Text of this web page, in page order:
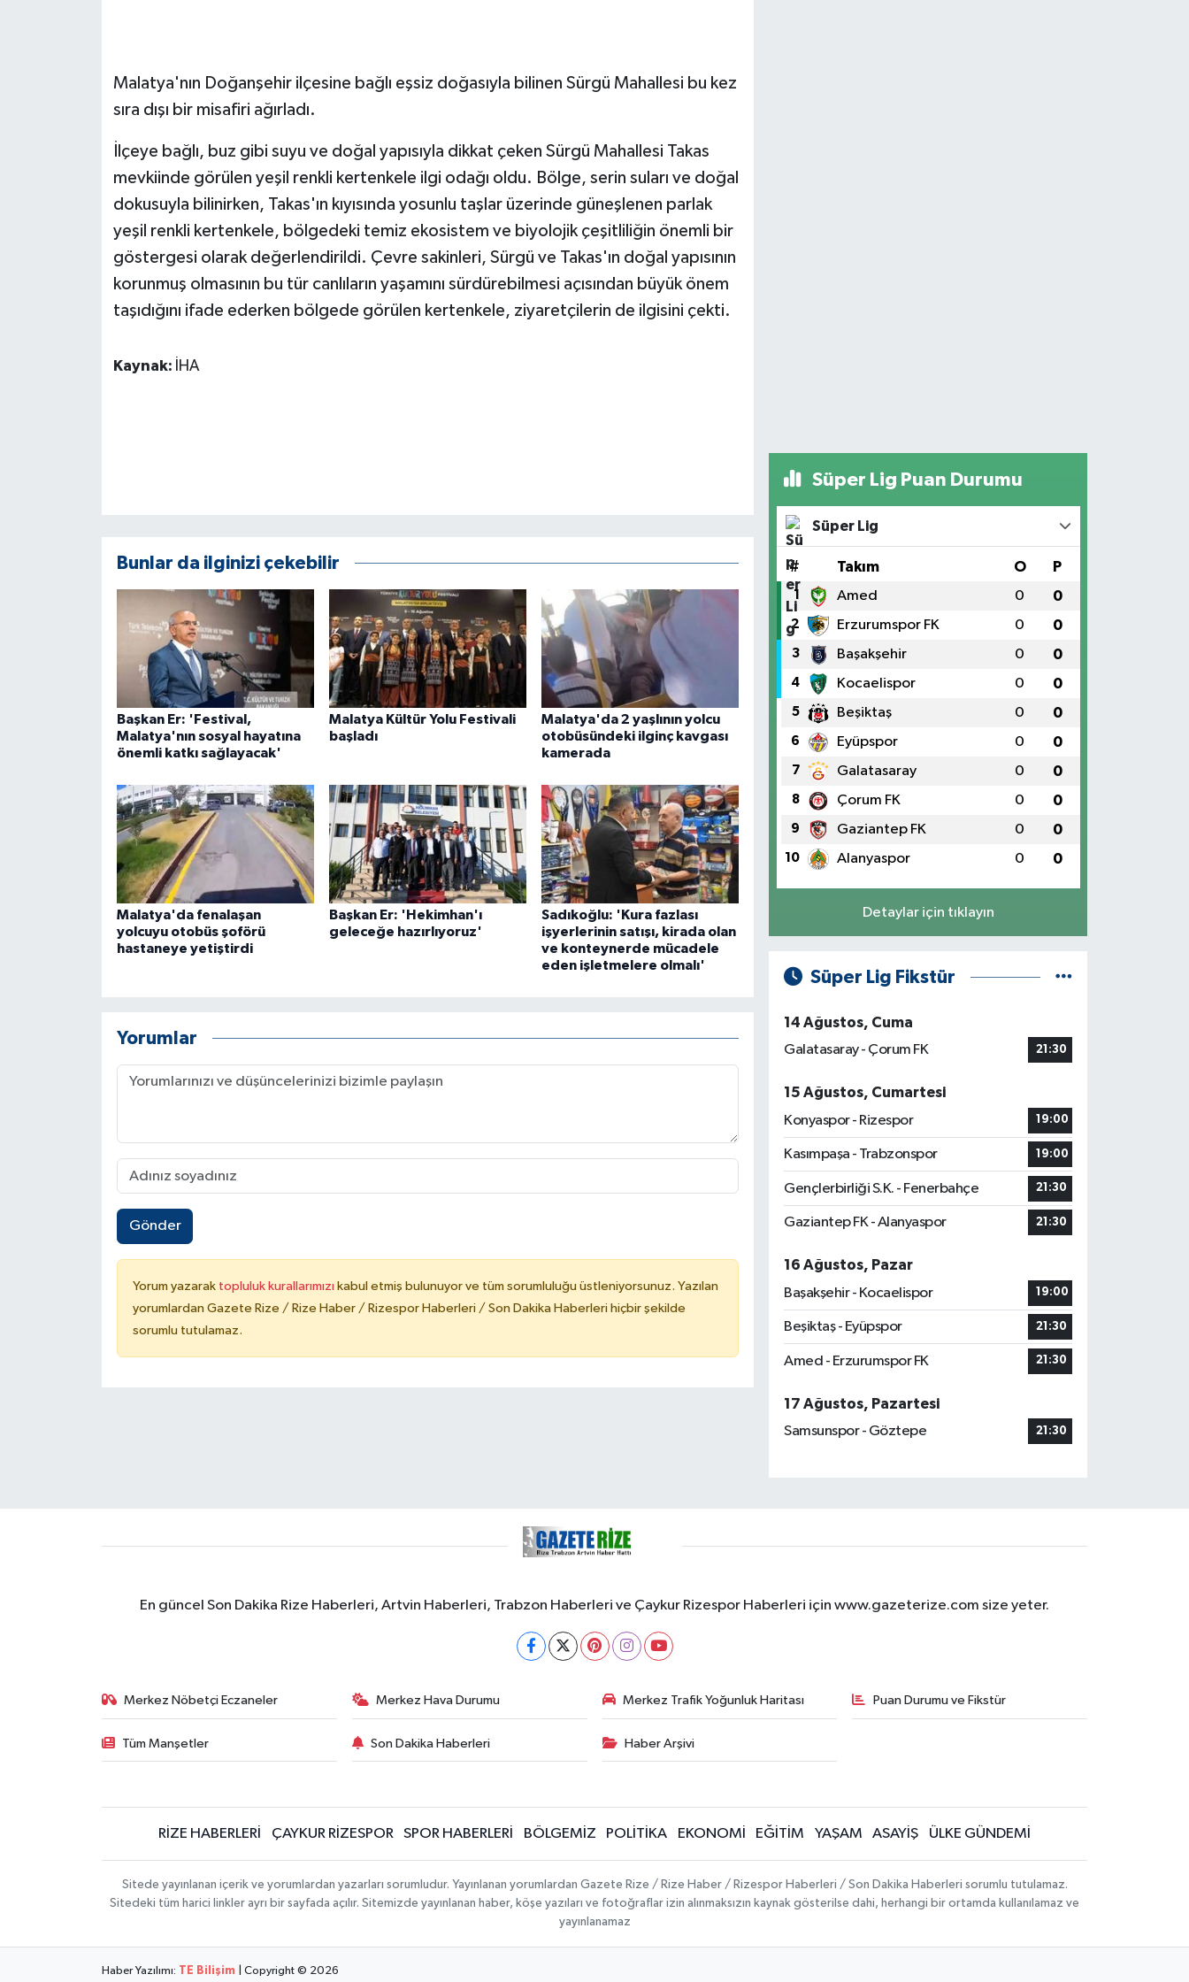
Malatya'nın Doğanşehir ilçesine bağlı eşsiz doğasıyla bilinen Sürgü Mahallesi bu kez
sıra dışı bir misafiri ağırladı.
İlçeye bağlı, buz gibi suyu ve doğal yapısıyla dikkat çeken Sürgü Mahallesi Takas
mevkiinde görülen yeşil renkli kertenkele ilgi odağı oldu. Bölge, serin suları ve doğal
dokusuyla bilinirken, Takas'ın kıyısında yosunlu taşlar üzerinde güneşlenen parlak
yeşil renkli kertenkele, bölgedeki temiz ekosistem ve biyolojik çeşitliliğin önemli bir
göstergesi olarak değerlendirildi. Çevre sakinleri, Sürgü ve Takas'ın doğal yapısının
korunmuş olmasının bu tür canlıların yaşamını sürdürebilmesi açısından büyük önem
taşıdığını ifade ederken bölgede görülen kertenkele, ziyaretçilerin de ilgisini çekti.
Kaynak: İHA
Bunlar da ilginizi çekebilir
Başkan Er: 'Festival,
Malatya'nın sosyal hayatına
önemli katkı sağlayacak'
Malatya Kültür Yolu Festivali
başladı
Malatya'da 2 yaşlının yolcu
otobüsündeki ilginç kavgası
kamerada
Malatya'da fenalaşan
yolcuyu otobüs şoförü
hastaneye yetiştirdi
Başkan Er: 'Hekimhan'ı
geleceğe hazırlıyoruz'
Sadıkoğlu: 'Kura fazlası
işyerlerinin satışı, kirada olan
ve konteynerde mücadele
eden işletmelere olmalı'
Yorumlar
Gönder
Yorum yazarak topluluk kurallarımızı kabul etmiş bulunuyor ve tüm sorumluluğu üstleniyorsunuz. Yazılan
yorumlardan Gazete Rize / Rize Haber / Rizespor Haberleri / Son Dakika Haberleri hiçbir şekilde
sorumlu tutulamaz.
Süper Lig Puan Durumu
Süper Lig
# Takım O P
1 Amed 0 0
2 Erzurumspor FK 0 0
3 Başakşehir 0 0
4 Kocaelispor 0 0
5 Beşiktaş 0 0
6 Eyüpspor 0 0
7 Galatasaray 0 0
8 Çorum FK 0 0
9 Gaziantep FK 0 0
10 Alanyaspor 0 0
Detaylar için tıklayın
Süper Lig Fikstür
14 Ağustos, Cuma
Galatasaray - Çorum FK
21:30
15 Ağustos, Cumartesi
Konyaspor - Rizespor
19:00
Kasımpaşa - Trabzonspor 19:00
Gençlerbirliği S.K. - Fenerbahçe 21:30
Gaziantep FK - Alanyaspor 21:30
16 Ağustos, Pazar
Başakşehir - Kocaelispor
19:00
Beşiktaş - Eyüpspor 21:30
Amed - Erzurumspor FK 21:30
17 Ağustos, Pazartesi
Samsunspor - Göztepe
21:30
En güncel Son Dakika Rize Haberleri, Artvin Haberleri, Trabzon Haberleri ve Çaykur Rizespor Haberleri için www.gazeterize.com size yeter.
Merkez Nöbetçi Eczaneler Merkez Hava Durumu Merkez Trafik Yoğunluk Haritası Puan Durumu ve Fikstür
Tüm Manşetler Son Dakika Haberleri Haber Arşivi
RİZE HABERLERİ ÇAYKUR RİZESPOR SPOR HABERLERİ BÖLGEMİZ POLİTİKA EKONOMİ EĞİTİM YAŞAM ASAYİŞ ÜLKE GÜNDEMİ
Sitede yayınlanan içerik ve yorumlardan yazarları sorumludur. Yayınlanan yorumlardan Gazete Rize / Rize Haber / Rizespor Haberleri / Son Dakika Haberleri sorumlu tutulamaz.
Sitedeki tüm harici linkler ayrı bir sayfada açılır. Sitemizde yayınlanan haber, köşe yazıları ve fotoğraflar izin alınmaksızın kaynak gösterilse dahi, herhangi bir ortamda kullanılamaz ve
yayınlanamaz
Haber Yazılımı: TE Bilişim | Copyright © 2026
GÜNDEM
HABERDE İNSAN
İş Dünyası
Jandarma
SPOR HABERLERİ
TEKNOLOJİ
ÜLKE GÜNDEMİ
Yerel Haberler